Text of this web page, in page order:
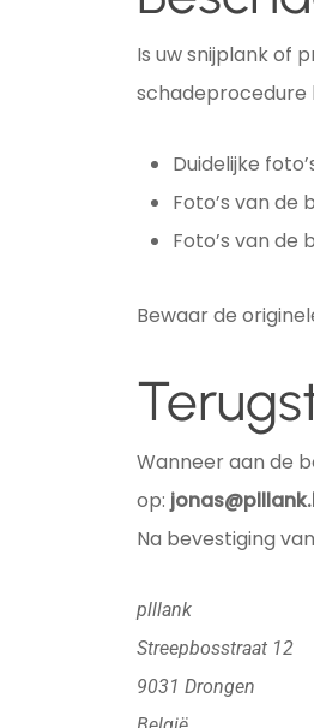
Is uw snijplank of
schadeprocedure
Duidelijke
Foto’s van
Foto’s van
Bewaar de
Wanneer aan de
op:
Na bevestiging
plllank
Streepbosstraat 12
9031 Drongen